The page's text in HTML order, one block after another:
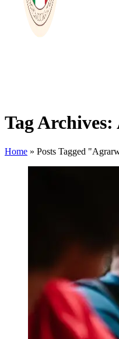
Tag
Home » Posts Tagged